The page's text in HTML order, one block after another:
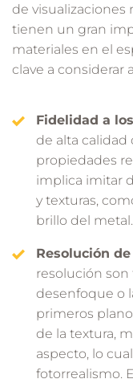
de visualizaciones
tienen un gran
materiales en el
clave a considerar
Fidelidad a
de alta calidad
propiedades
implica imitar
y texturas,
brillo del metal.
Resolución
resolución son
desenfoque o
primeros
de la textura,
aspecto, lo
fotorrealismo.